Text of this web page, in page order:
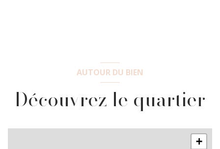
AUTOUR DU BIEN
Découvrez le quartier
+